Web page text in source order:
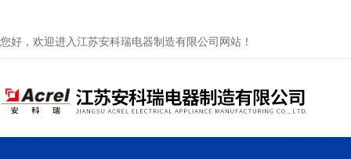
您好，欢迎进入江苏安科瑞电器制造有限公司网站！